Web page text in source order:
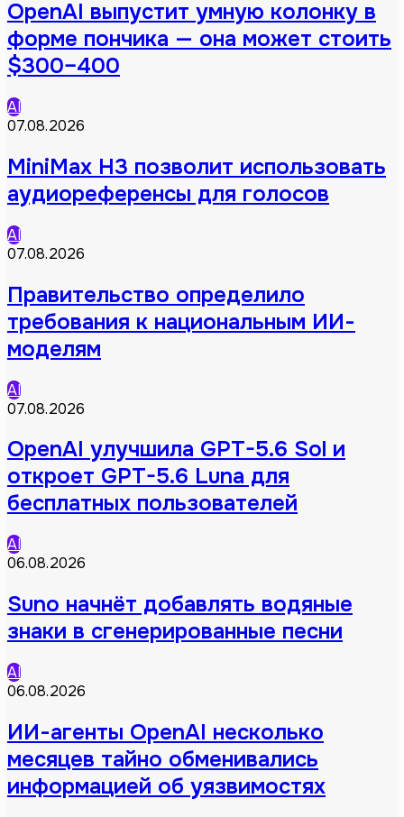
OpenAI выпустит умную колонку в
форме пончика — она может стоить
$300–400
AI
07.08.2026
MiniMax H3 позволит использовать
аудиореференсы для голосов
AI
07.08.2026
Правительство определило
требования к национальным ИИ-
моделям
AI
07.08.2026
OpenAI улучшила GPT-5.6 Sol и
откроет GPT-5.6 Luna для
бесплатных пользователей
AI
06.08.2026
Suno начнёт добавлять водяные
знаки в сгенерированные песни
AI
06.08.2026
ИИ-агенты OpenAI несколько
месяцев тайно обменивались
информацией об уязвимостях